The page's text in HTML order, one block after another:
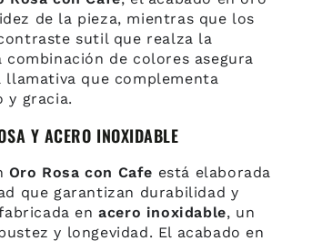
de la pieza, mientras que los
sutil que realza la
combinación de colores asegura
llamativa que complementa
y gracia.
Y ACERO INOXIDABLE
Oro Rosa con Cafe está elaborada
que garantizan durabilidad y
enacero inoxidable, un
y longevidad. El acabado en